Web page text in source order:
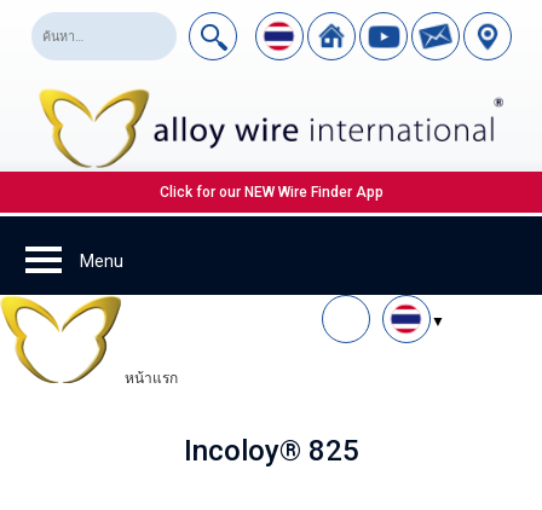
Click for our NEW Wire Finder App
หน้าแรก
Incoloy® 825